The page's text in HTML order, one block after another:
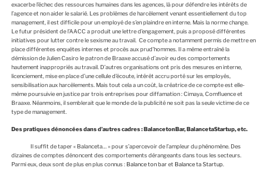
exacerbe l’échec des ressources humaines dans les agences, là pour défendre les intérêts de
l’agence et non aider le salarié. Les problèmes de harcèlement venant essentiellement du top
management, il est difficile pour un employé de s’en plaindre en interne. Mais la norme change.
Le futur président de l’AACC a produit une lettre d’engagement, puis a proposé différentes
initiatives pour lutter contre le sexisme au travail. Ce compte a notamment permis de mettre en
place différentes enquêtes internes et procès aux prud’hommes. Il a même entraîné la
démission de Julien Casiro le patron de Braaxe accusé d’avoir eu des comportements
hautement inappropriés au travail. D’autres organisations ont pris des mesures en interne,
licenciement, mise en place d’une cellule d’écoute, intérêt accru porté sur les employés,
sensibilisation aux harcèlements. Mais tout cela a un coût, la créatrice de ce compte est elle-
même poursuivie en justice par trois entreprises pour diffamation : Cimaya, Comfluence et
Braaxe. Néanmoins, il semblerait que le monde de la publicité ne soit pas la seule victime de ce
type de management.
Des pratiques dénoncées dans d’autres cadres : BalancetonBar, BalancetaStartup, etc.
Il suffit de taper « Balanceta… » pour s’apercevoir de l’ampleur du phénomène. Des
dizaines de comptes dénoncent des comportements dérangeants dans tous les secteurs.
Parmi eux, deux sont de plus en plus connus : Balance ton baret Balance ta Startup.